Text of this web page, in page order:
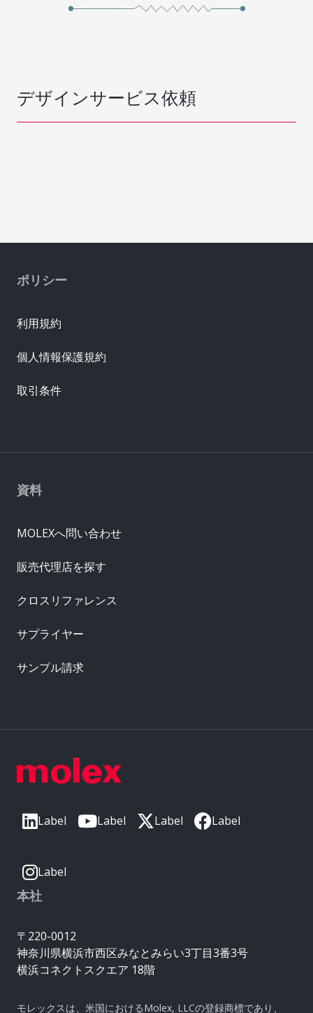
デザインサービス依頼
Label Label Label Label
Label
本社
〒220-0012
神奈川県横浜市西区みなとみらい3丁目3番3号
横浜コネクトスクエア 18階
モレックスは、米国におけるMolex, LLCの登録商標であり、
資料
MOLEXへ問い合わせ
販売代理店を探す
クロスリファレンス
サプライヤー
サンプル請求
ポリシー
利用規約
個人情報保護規約
取引条件